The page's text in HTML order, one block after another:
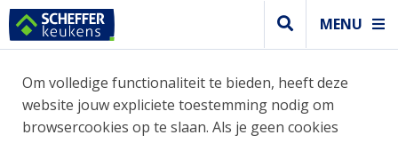
MENU
Om volledige functionaliteit te bieden, heeft deze
website jouw expliciete toestemming nodig om
browsercookies op te slaan. Als je geen cookies